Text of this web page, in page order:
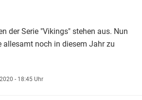
der Serie "Vikings" stehen aus. Nun
allesamt noch in diesem Jahr zu
- 18:45 Uhr